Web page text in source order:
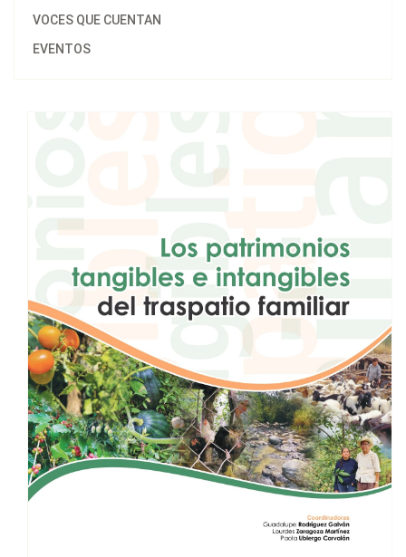
VOCES QUE CUENTAN
EVENTOS